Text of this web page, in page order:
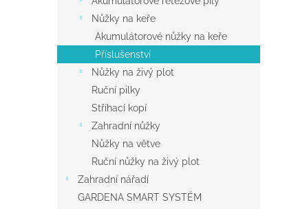
e
l
Nůžky na keře
Akumulátorové nůžky na keře
Příslušenství
Nůžky na živý plot
Ruční pilky
Stříhací kopí
Zahradní nůžky
Nůžky na větve
Ruční nůžky na živý plot
Zahradní nářadí
GARDENA SMART SYSTÉM